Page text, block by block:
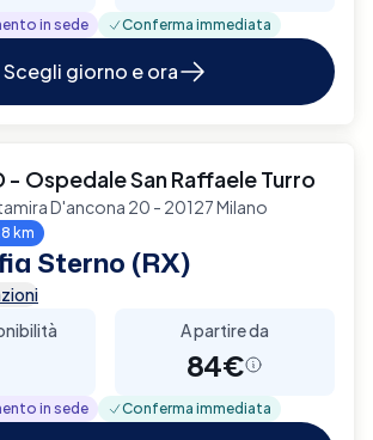
in sede Conferma immediata
Scegli giorno e ora
- Ospedale San Raffaele Turro
D'ancona 20 - 20127 Milano
km
Sterno (RX)
A partire da
84€
in sede Conferma immediata